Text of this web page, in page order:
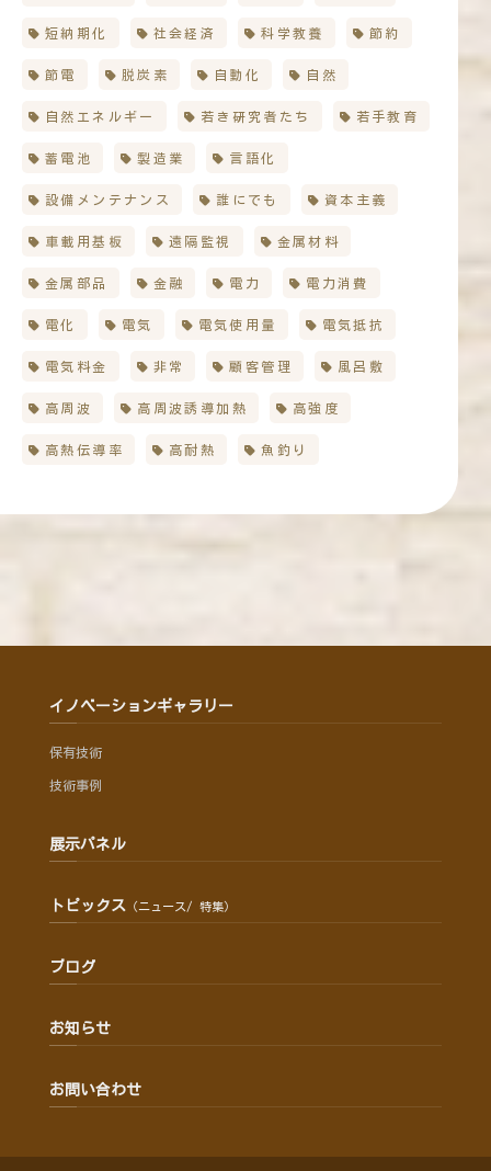
短納期化 社会経済 科学教養 節約
節電 脱炭素 自動化 自然
自然エネルギー 若き研究者たち 若手教育
蓄電池 製造業 言語化
設備メンテナンス 誰にでも 資本主義
車載用基板 遠隔監視 金属材料
金属部品 金融 電力 電力消費
電化 電気 電気使用量 電気抵抗
電気料金 非常 顧客管理 風呂敷
高周波 高周波誘導加熱 高強度
高熱伝導率 高耐熱 魚釣り
イノベーションギャラリー
保有技術
技術事例
展示パネル
トピックス（ニュース/ 特集）
ブログ
お知らせ
お問い合わせ